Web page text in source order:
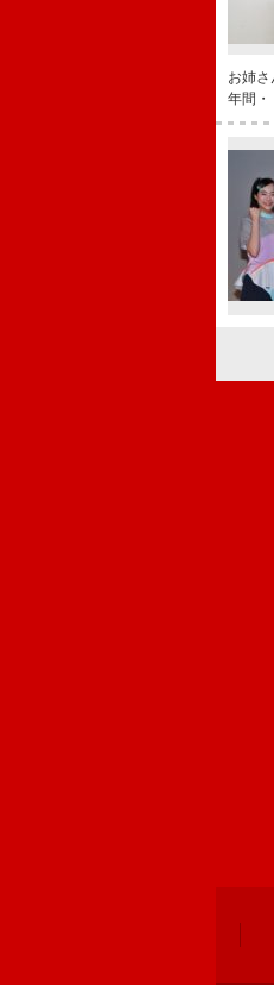
お姉
年間・